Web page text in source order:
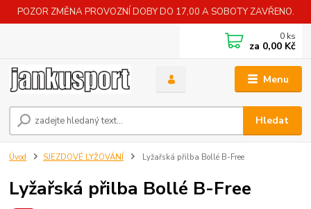
POZOR ZMĚNA PROVOZNÍ DOBY DO 17,00 A SOBOTY ZAVŘENO.
Menu
Hledat
0 ks
za 0,00 Kč
Úvod SJEZDOVÉ LYŽOVÁNÍ Lyžařská přilba Bollé B-Free
Lyžařská přilba Bollé B-Free